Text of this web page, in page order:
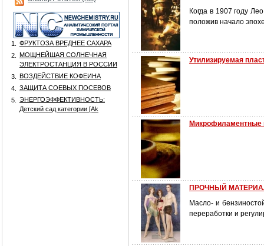
1.
ФРУКТОЗА ВРЕДНЕЕ САХАРА
2.
МОЩНЕЙШАЯ СОЛНЕЧНАЯ
ЭЛЕКТРОСТАНЦИЯ В РОССИИ
3.
ВОЗДЕЙСТВИЕ КОФЕИНА
4.
ЗАЩИТА СОЕВЫХ ПОСЕВОВ
5.
ЭНЕРГОЭФФЕКТИВНОСТЬ:
Детский сад категории [Аk
Когда в 1907 году
положив начало
Утилизируемая
Микрофиламентные
ПРОЧНЫЙ
Масло- и
переработки и